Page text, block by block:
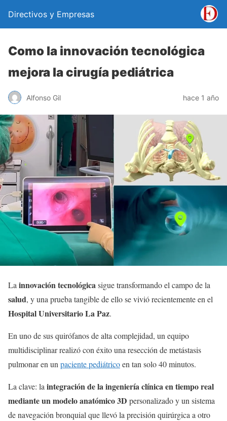
Directivos y Empresas
Como la innovación tecnológica
mejora la cirugía pediátrica
Alfonso Gil hace 1 año
Lainnovación tecnológicasigue transformando el campo de la
salud, y una prueba tangible de ello se vivió recientemente en el
Hospital Universitario La Paz.
En uno de sus quirófanos de alta complejidad, un equipo
multidisciplinar realizó con éxito una resección de metástasis
pulmonar en unpaciente pediátricoen tan solo 40 minutos.
La clave: laintegración de la ingeniería clínica en tiempo real
mediante un modelo anatómico 3D personalizado y un sistema
de navegación bronquial que llevó la precisión quirúrgica a otro